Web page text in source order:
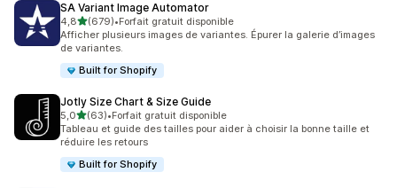
SA Variant Image Automator
4,8étoile(s) sur 5
(679)
679 avis au total
•Forfait gratuit disponible
Afficher plusieurs images de variantes. Épurer la galerie d’images
de variantes.
Built for Shopify
Jotly Size Chart & Size Guide
5,0étoile(s) sur 5
(63)
63 avis au total
•Forfait gratuit disponible
Tableau et guide des tailles pour aider à choisir la bonne taille et
réduire les retours
Built for Shopify